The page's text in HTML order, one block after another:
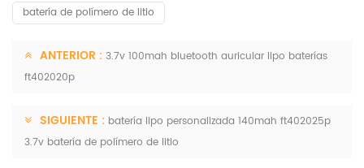
batería de polímero de litio
ANTERIOR : 3.7v 100mah bluetooth auricular lipo baterías
ft402020p
SIGUIENTE : batería lipo personalizada 140mah ft402025p
3.7v batería de polímero de litio